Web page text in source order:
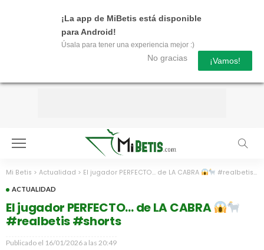
¡La app de MiBetis está disponible
para Android!
Úsala para tener una experiencia mejor :)
No gracias ¡Vamos!
Mi Betis > Actualidad > El jugador PERFECTO… de LA CABRA #realbetis #shorts
ACTUALIDAD
El jugador PERFECTO… de LA CABRA
#realbetis #shorts
Publicado el 16/01/2026 a las 20:49